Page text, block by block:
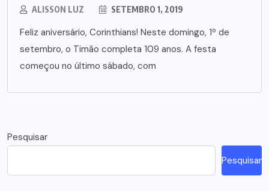
ALISSON LUZ SETEMBRO 1, 2019
Feliz aniversário, Corinthians! Neste domingo, 1º de
setembro, o Timão completa 109 anos. A festa
começou no último sábado, com
Pesquisar
Pesquisar